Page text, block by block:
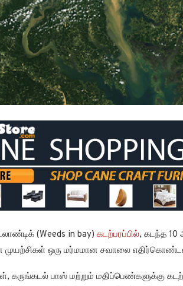
(Weeds in bay) கடற்பரப்பில், கடந்த 10
முயற்சிகள் ஒரு மர்மமான சவாலை
பாஸ் மற்றும் மதிப்பெண்களுக்கு